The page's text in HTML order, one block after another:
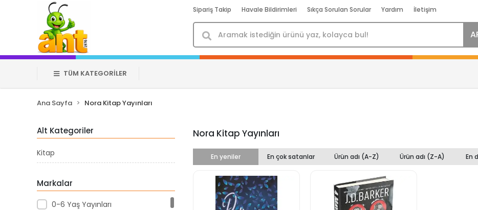
Sipariş Takip Havale Bildirimleri Sıkça Sorulan Sorular Yardım İletişim
TÜM KATEGORİLER
Ana Sayfa Nora Kitap Yayınları
Alt Kategoriler
Kitap
Markalar
0-6 Yaş Yayınları
Nora Kitap Yayınları
En yeniler En çok satanlar Ürün adı (A-Z) Ürün adı (Z-A) En